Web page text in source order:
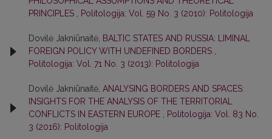
PRINCIPLES
Politologija: Vol. 59 No. 3 (2010): Politologija
Dovilė Jakniūnaitė, BALTIC STATES AND RUSSIA: LIMINAL
FOREIGN POLICY WITH UNDEFINED BORDERS
Politologija: Vol. 71 No. 3 (2013): Politologija
Dovilė Jakniūnaitė, ANALYSING BORDERS AND SPACES:
INSIGHTS FOR THE ANALYSIS OF THE TERRITORIAL
CONFLICTS IN EASTERN EUROPE
Politologija: Vol. 83 No.
3 (2016): Politologija